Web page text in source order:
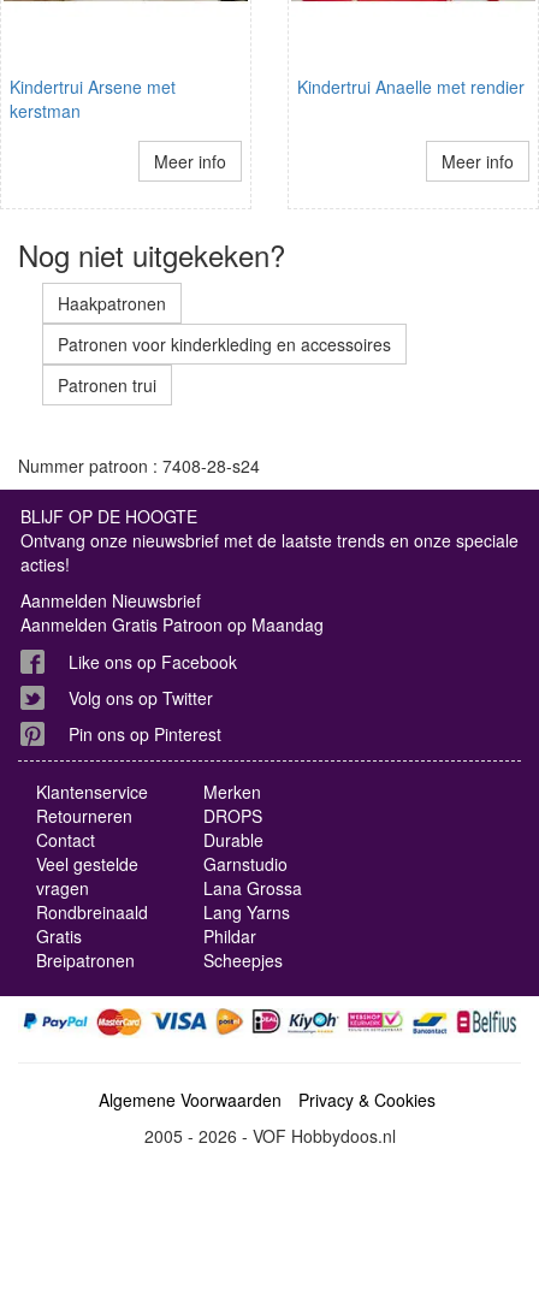
Kindertrui Arsene met
kerstman
Meer info
Kindertrui Anaelle met rendier
Meer info
Nog niet uitgekeken?
Haakpatronen
Patronen voor kinderkleding en accessoires
Patronen trui
Nummer patroon : 7408-28-s24
BLIJF OP DE HOOGTE
Ontvang onze nieuwsbrief met de laatste trends en onze speciale
acties!
Aanmelden Nieuwsbrief
Aanmelden Gratis Patroon op Maandag
Like ons op Facebook
Volg ons op Twitter
Pin ons op Pinterest
Klantenservice
Retourneren
Contact
Veel gestelde
vragen
Rondbreinaald
Gratis
Breipatronen
Merken
DROPS
Durable
Garnstudio
Lana Grossa
Lang Yarns
Phildar
Scheepjes
Algemene Voorwaarden
Privacy & Cookies
2005 - 2026 - VOF Hobbydoos.nl